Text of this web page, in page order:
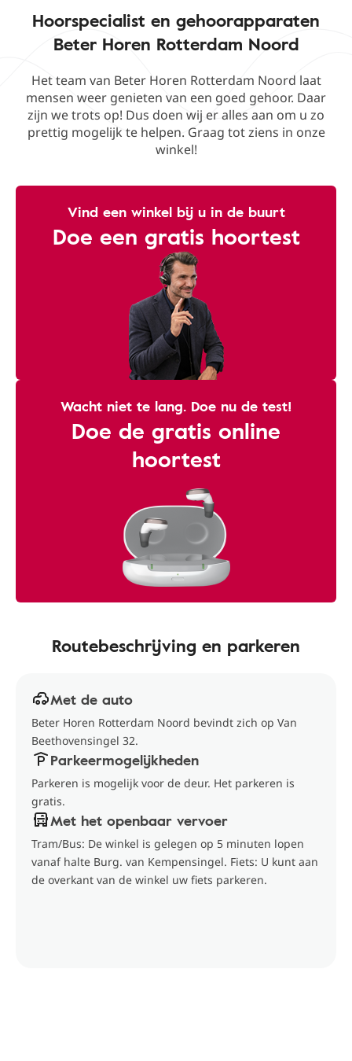
Hoorspecialist en gehoorapparaten
Beter Horen Rotterdam Noord
Het team van Beter Horen Rotterdam Noord laat
mensen weer genieten van een goed gehoor. Daar
zijn we trots op! Dus doen wij er alles aan om u zo
prettig mogelijk te helpen. Graag tot ziens in onze
winkel!
Vind een winkel bij u in de buurt
Doe een gratis hoortest
Wacht niet te lang. Doe nu de test!
Doe de gratis online
hoortest
Routebeschrijving en parkeren
Met de auto
Beter Horen Rotterdam Noord bevindt zich op Van
Beethovensingel 32.
Parkeermogelijkheden
Parkeren is mogelijk voor de deur. Het parkeren is
gratis.
Met het openbaar vervoer
Tram/Bus: De winkel is gelegen op 5 minuten lopen
vanaf halte Burg. van Kempensingel. Fiets: U kunt aan
de overkant van de winkel uw fiets parkeren.